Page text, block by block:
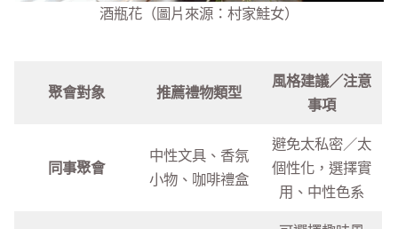
酒瓶花（圖片來源：村家鮭女）
聚會對象 推薦禮物類型
風格建議／注意
事項
同事聚會
中性文具、香氛
小物、咖啡禮盒
避免太私密／太
個性化，選擇實
用、中性色系